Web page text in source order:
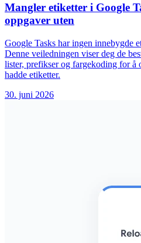
Mangler etiketter i Google
oppgaver uten
Google Tasks har ingen innebygde
Denne veiledningen viser deg de
lister, prefikser og fargekoding for å
hadde etiketter.
30. juni 2026